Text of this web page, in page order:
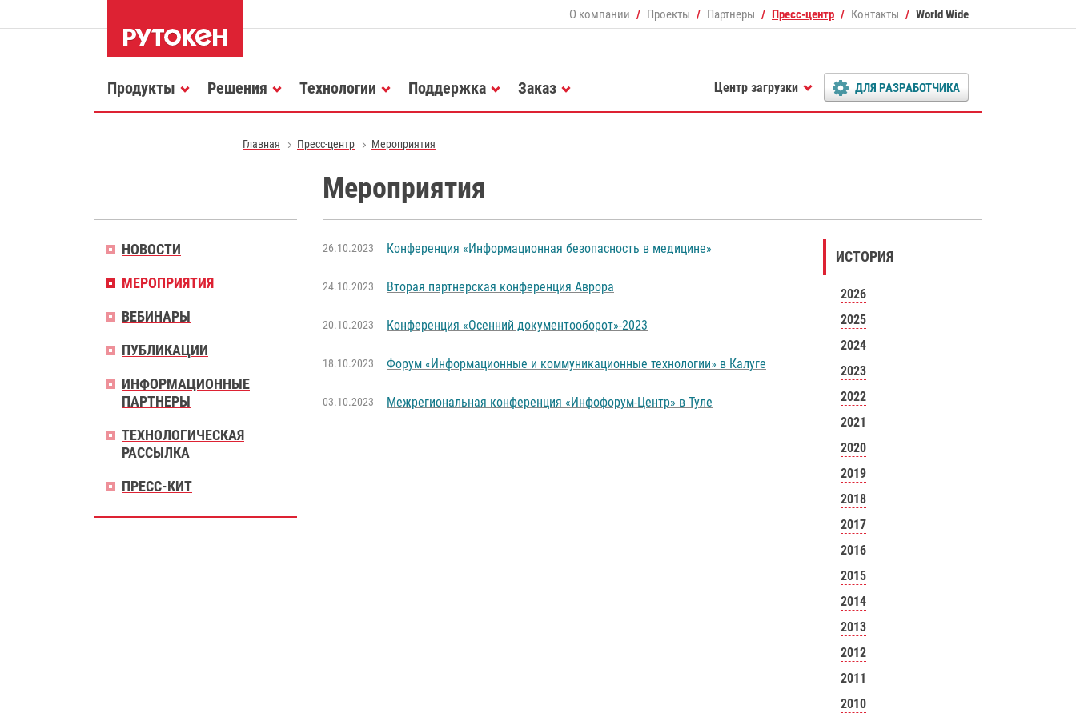
О компании Проекты Партнеры Пресс-центр Контакты World Wide
Продукты Решения Технологии Поддержка Заказ Центр загрузки ДЛЯ РАЗРАБОТЧИКА
Главная Пресс-центр Мероприятия
Мероприятия
26.10.2023 Конференция «Информационная безопасность в медицине»
24.10.2023 Вторая партнерская конференция Аврора
20.10.2023 Конференция «Осенний документооборот»-2023
18.10.2023 Форум «Информационные и коммуникационные технологии» в Калуге
03.10.2023 Межрегиональная конференция «Инфофорум-Центр» в Туле
ИСТОРИЯ
2026
2025
2024
2023
2022
2021
2020
2019
2018
2017
2016
2015
2014
2013
2012
2011
2010
НОВОСТИ
МЕРОПРИЯТИЯ
ВЕБИНАРЫ
ПУБЛИКАЦИИ
ИНФОРМАЦИОННЫЕ
ПАРТНЕРЫ
ТЕХНОЛОГИЧЕСКАЯ
РАССЫЛКА
ПРЕСС-КИТ